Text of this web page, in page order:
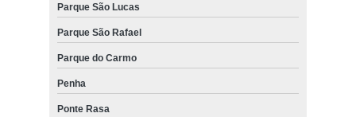
Parque São Lucas
Parque São Rafael
Parque do Carmo
Penha
Ponte Rasa